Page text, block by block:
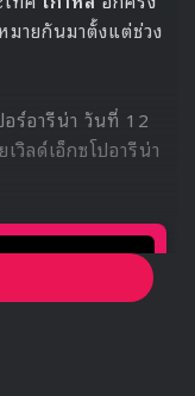
ายกันมาตั้งแต่ช่วง
อร์อารีน่า วันที่ 12
เวิลด์เอ็กซโปอารีน่า